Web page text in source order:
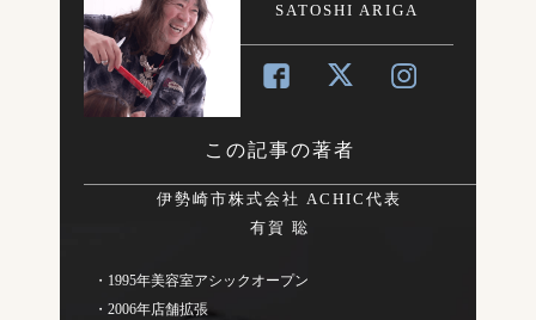
SATOSHI ARIGA
この記事の著者
伊勢崎市株式会社 ACHIC代表
有賀 聡
・1995年美容室アシックオープン
・2006年店舗拡張